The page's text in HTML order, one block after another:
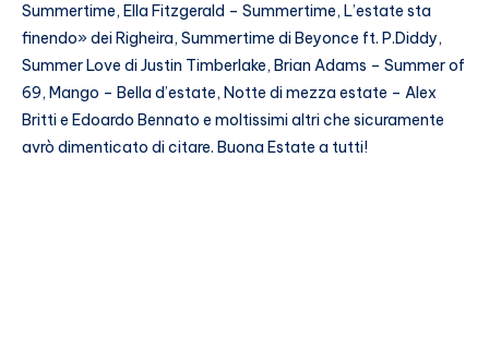
Summertime, Ella Fitzgerald – Summertime, L’estate sta
finendo» dei Righeira, Summertime di Beyonce ft. P.Diddy,
Summer Love di Justin Timberlake, Brian Adams – Summer of
69, Mango – Bella d’estate, Notte di mezza estate – Alex
Britti e Edoardo Bennato e moltissimi altri che sicuramente
avrò dimenticato di citare. Buona Estate a tutti!